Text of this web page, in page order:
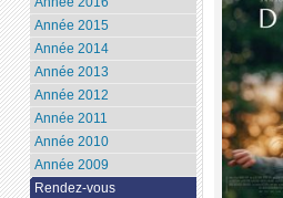
Année 2015
Année 2014
Année 2013
Année 2012
Année 2011
Année 2010
Année 2009
Rendez-vous